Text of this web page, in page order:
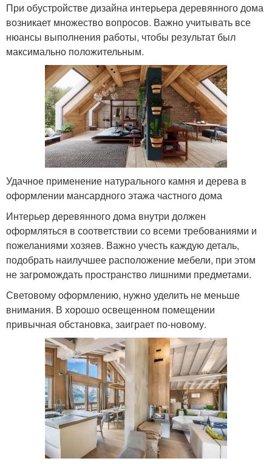
При обустройстве дизайна интерьера деревянного дома
возникает множество вопросов. Важно учитывать все
нюансы выполнения работы, чтобы результат был
максимально положительным.
Удачное применение натурального камня и дерева в
оформлении мансардного этажа частного дома
Интерьер деревянного дома внутри должен
оформляться в соответствии со всеми требованиями и
пожеланиями хозяев. Важно учесть каждую деталь,
подобрать наилучшее расположение мебели, при этом
не загромождать пространство лишними предметами.
Световому оформлению, нужно уделить не меньше
внимания. В хорошо освещенном помещении
привычная обстановка, заиграет по-новому.